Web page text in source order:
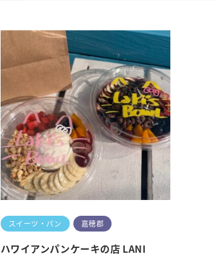
スイーツ・パン
若松区
お子様連れ
Chocolat TO YOU
テリーヌショコラ専門店が北九州に！？素
材にこだわる「Chocolat TO YOU」をご紹
介します♬北九州市若松区にある工房で営
業している「Chocolat TO YOU」さん♡…
続きを読む
スイーツ・パン 嘉穂郡
ハワイアンパンケーキの店 LANI